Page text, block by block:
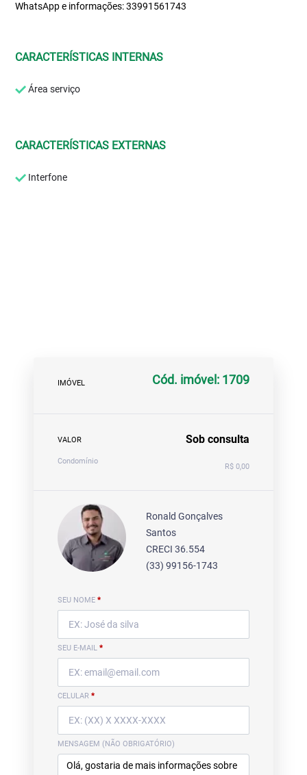
WhatsApp e informações: 33991561743
CARACTERÍSTICAS INTERNAS
Área serviço
CARACTERÍSTICAS EXTERNAS
Interfone
IMÓVEL Cód. imóvel: 1709
VALOR Sob consulta
Condomínio
R$ 0,00
Ronald Gonçalves
Santos
CRECI 36.554
(33) 99156-1743
SEU NOME *
SEU E-MAIL *
CELULAR *
MENSAGEM (NÃO OBRIGATÓRIO)